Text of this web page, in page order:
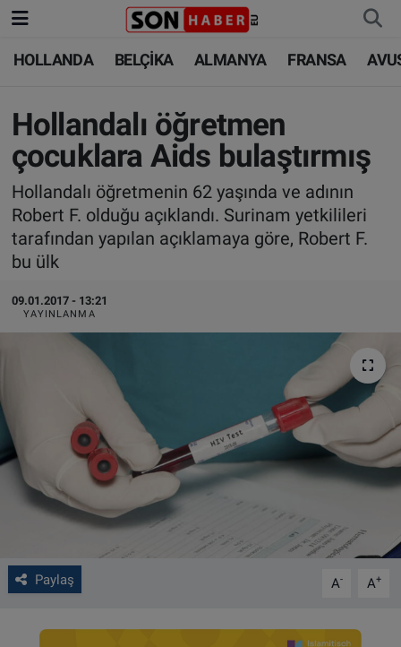
HOLLANDA BELÇİKA ALMANYA FRANSA
Hollandalı öğretmen
çocuklara Aids bulaştırmış
Hollandalı öğretmenin 62 yaşında ve adının
Robert F. olduğu açıklandı. Surinam yetkilileri
tarafından yapılan açıklamaya göre, Robert F.
bu ülk
09.01.2017 - 13:21
YAYINLANMA
Paylaş A- A+
HOLLANDA
BELÇİKA
ALMANYA
FRANSA
AVUSTURYA
SAĞLIK - YAŞAM
BİLİM-TEKNOLOJİ
HOLLANDA
BELÇİKA
ALMANYA
TÜRKİYE
DÜNYA
BİLİM-TEKNOLOJİ
SAĞLIK
FOTO GALERİ
VIDEO GALERİ
ALGEMENE VOORWAARDEN
CONTACT
Çerez Politikası
Nöbetçi Eczaneler
Hava Durumu
Trafik Durumu
Süper Lig Puan Durumu ve Fikstür
Tüm Manşetler
Son Dakika Haberleri
Haber Arşivi